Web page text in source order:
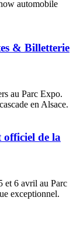
& Billetterie
au Parc Expo.
en Alsace.
officiel de la
et 6 avril au Parc
exceptionnel.